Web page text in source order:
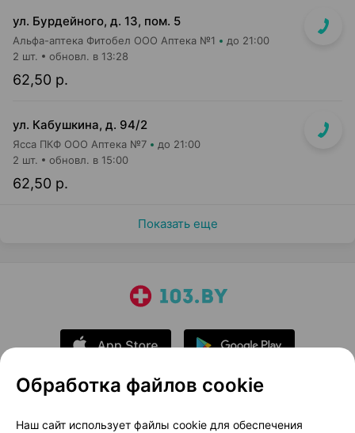
ул. Бурдейного, д. 13, пом. 5
Альфа-аптека Фитобел ООО Аптека №1 до 21:00
62,50 р.
2 шт. обновл. в 13:28
ул. Кабушкина, д. 94/2
Ясса ПКФ ООО Аптека №7 до 21:00
62,50 р.
2 шт. обновл. в 15:00
Показать еще
О проекте
Новости проекта
Обработка файлов cookie
Наш сайт использует файлы cookie для обеспечения